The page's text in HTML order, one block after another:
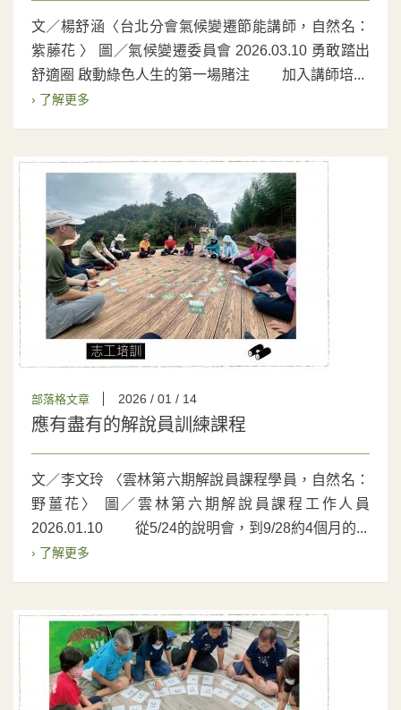
文／楊舒涵〈台北分會氣候變遷節能講師，自然名：
紫藤花 〉 圖／氣候變遷委員會 2026.03.10 勇敢踏出
舒適圈 啟動綠色人生的第一場賭注 加入講師培...
› 了解更多
部落格文章 2026 / 01 / 14
應有盡有的解說員訓練課程
文／李文玲 〈雲林第六期解說員課程學員，自然名：
野薑花〉 圖／雲林第六期解說員課程工作人員
2026.01.10 從5/24的說明會，到9/28約4個月的...
› 了解更多